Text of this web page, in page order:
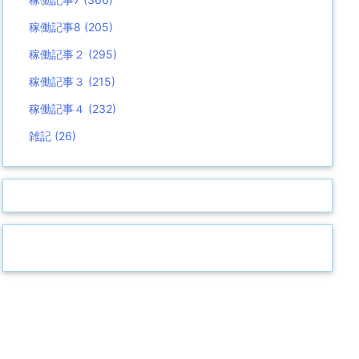
稼働記事8 (205)
稼働記事２ (295)
稼働記事３ (215)
稼働記事４ (232)
雑記 (26)